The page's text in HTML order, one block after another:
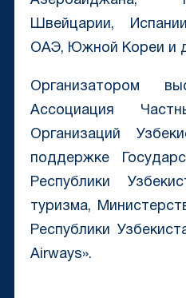
Швейцарии,
ОАЭ, Южной Кореи и
Организатором
Ассоциация
Организаций
поддержке
Республики
туризма,
Республики
Airways».